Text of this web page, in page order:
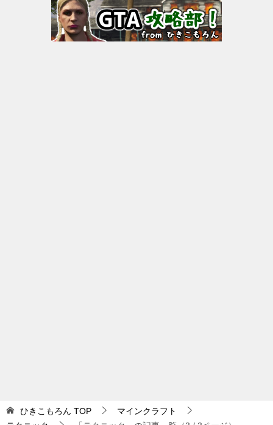
ひきこもろん TOP
マインクラフト